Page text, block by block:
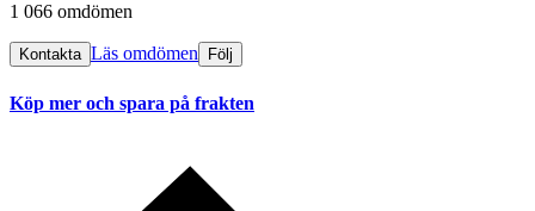
1 066 omdömen
Kontakta Läs omdömen Följ
Köp mer och spara på frakten